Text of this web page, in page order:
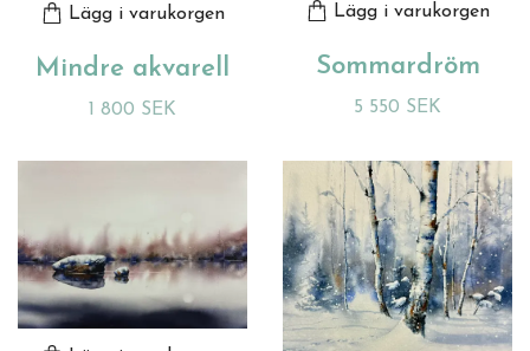
Lägg i varukorgen
Mindre akvarell
1 800 SEK
Lägg i varukorgen
Sommardröm
5 550 SEK